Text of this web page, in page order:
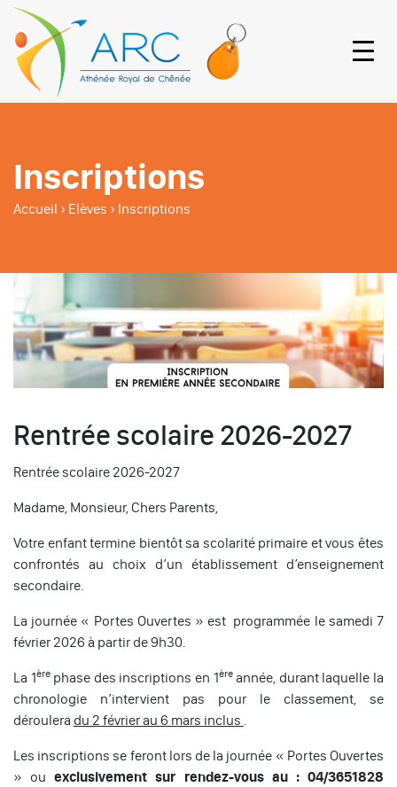
Inscriptions
Accueil › Elèves › Inscriptions
Rentrée scolaire 2026-2027
Rentrée scolaire 2026-2027
Madame, Monsieur, Chers Parents,
Votre enfant termine bientôt sa scolarité primaire et vous êtes
confrontés au choix d’un établissement d’enseignement
secondaire.
La journée « Portes Ouvertes » est programmée le samedi 7
février 2026 à partir de 9h30.
La 1èrephase des inscriptions en 1èreannée, durant laquelle la
chronologie n’intervient pas pour le classement, se
déroulera du 2 février au 6 mars inclus .
Les inscriptions se feront lors de la journée « Portes Ouvertes
» ouexclusivement sur rendez-vous au : 04/3651828